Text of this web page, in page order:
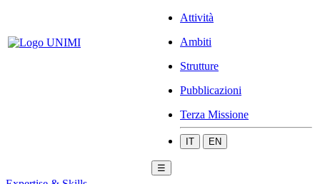
Attività
Ambiti
Strutture
Pubblicazioni
Terza Missione
IT EN
☰